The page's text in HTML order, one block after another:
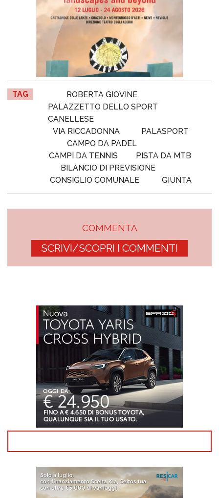
TAG
ROBERTA GIOVINE
PALAZZETTO DELLO SPORT
CANELLESE
VIA RICCADONNA
PALASPORT
CAMPO DA PADEL
CAMPI DA TENNIS
PISTA DA MTB
BILANCIO DI PREVISIONE
CONSIGLIO COMUNALE
GIUNTA
COMMENTA
SCRIVI/SCOPRI I COMMENTI